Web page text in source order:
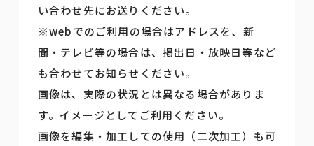
い合わせ先にお送りください。
※webでのご利用の場合はアドレスを、新
聞・テレビ等の場合は、掲出日・放映日等など
も合わせてお知らせください。
画像は、実際の状況とは異なる場合がありま
す。イメージとしてご利用ください。
画像を編集・加工しての使用（二次加工）も可